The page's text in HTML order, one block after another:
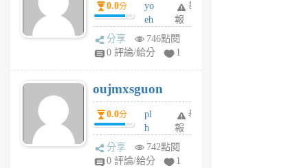
m
v
A
V
個
月
前
0.0分
yo
eh
ld
gy
個
月
前
舉
報
分享
746點閱
0 評論/給分
1
oujmxsguon
0.0分
pl
h
wi
w
舉
報
分享
742點閱
0 評論/給分
1